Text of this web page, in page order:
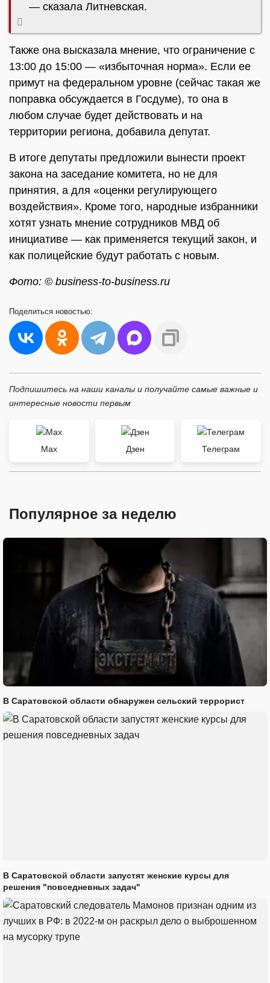
— сказала Литневская.
Также она высказала мнение, что ограничение с
13:00 до 15:00 — «избыточная норма». Если ee
примут на федеральном уровне (сейчас такая же
поправка обсуждается в Госдуме), то она в
любом случае будет действовать и на
территории региона, добавила депутат.
В итоге депутаты предложили вынести проект
закона на заседание комитета, но не для
принятия, а для «оценки регулирующего
воздействия». Кроме того, народные избранники
хотят узнать мнение сотрудников МВД об
инициативе — как применяется текущий закон, и
как полицейские будут работать с новым.
Фото: © business-to-business.ru
Поделиться новостью:
Подпишитесь на наши каналы и получайте самые важные и
интересные новости первым
Max Дзен Телеграм
Популярное за неделю
В Саратовской области обнаружен сельский террорист
В Саратовской области запустят женские курсы для
решения "повседневных задач"